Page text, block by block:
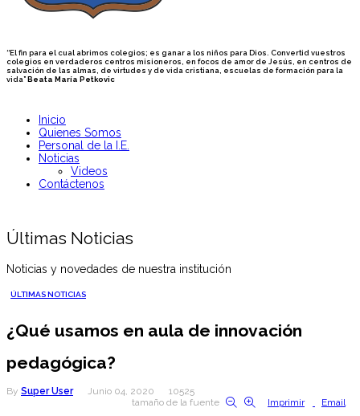
“El fin para el cual abrimos colegios; es ganar a los niños para Dios. Convertid vuestros
colegios en verdaderos centros misioneros, en focos de amor de Jesús, en centros de
salvación de las almas, de virtudes y de vida cristiana, escuelas de formación para la
vida”Beata María Petkovic
Inicio
Quienes Somos
Personal de la I.E.
Noticias
Videos
Contáctenos
Últimas Noticias
Noticias y novedades de nuestra institución
ÚLTIMAS NOTICIAS
¿Qué usamos en aula de innovación
pedagógica?
By Super User Junio 04, 2020
10525
tamaño de la fuente
Imprimir Email